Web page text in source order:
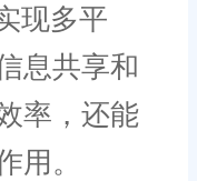
现多平
息共享和
率，还能
用。